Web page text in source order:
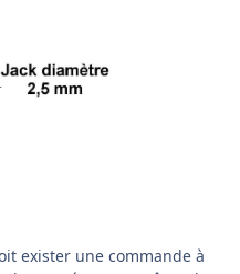
exister une commande à